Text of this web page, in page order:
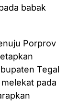
babak
Porprov
Tegal
pada